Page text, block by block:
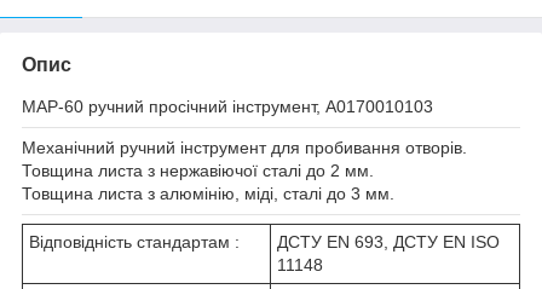
Опис
MAP-60 ручний просічний інструмент, A0170010103
Механічний ручний інструмент для пробивання отворів.
Товщина листа з нержавіючої сталі до 2 мм.
Товщина листа з алюмінію, міді, сталі до 3 мм.
Відповідність стандартам :
ДСТУ EN 693, ДСТУ EN ISO
11148